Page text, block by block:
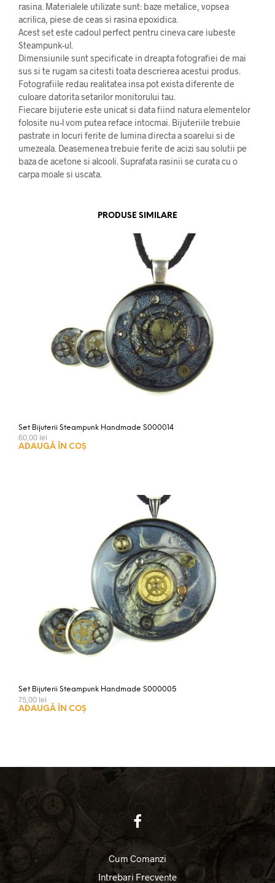
rasina. Materialele utilizate sunt: baze metalice, vopsea
acrilica, piese de ceas si rasina epoxidica.
Acest set este cadoul perfect pentru cineva care iubeste
Steampunk-ul.
Dimensiunile sunt specificate in dreapta fotografiei de mai
sus si te rugam sa citesti toata descrierea acestui produs.
Fotografiile redau realitatea insa pot exista diferente de
culoare datorita setarilor monitorului tau.
Fiecare bijuterie este unicat si data fiind natura elementelor
folosite nu-l vom putea reface intocmai. Bijuteriile trebuie
pastrate in locuri ferite de lumina directa a soarelui si de
umezeala. Deasemenea trebuie ferite de acizi sau solutii pe
baza de acetone si alcooli. Suprafata rasinii se curata cu o
carpa moale si uscata.
PRODUSE SIMILARE
Set Bijuterii Steampunk Handmade S000014
60,00 lei
ADAUGĂ ÎN COȘ
Set Bijuterii Steampunk Handmade S000005
75,00 lei
ADAUGĂ ÎN COȘ
Cum Comanzi
Intrebari Frecvente